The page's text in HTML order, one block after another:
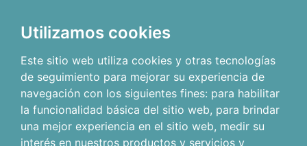
Utilizamos cookies
Este sitio web utiliza cookies y otras tecnologías
de seguimiento para mejorar su experiencia de
navegación con los siguientes fines: para habilitar
la funcionalidad básica del sitio web, para brindar
una mejor experiencia en el sitio web, medir su
interés en nuestros productos y servicios y